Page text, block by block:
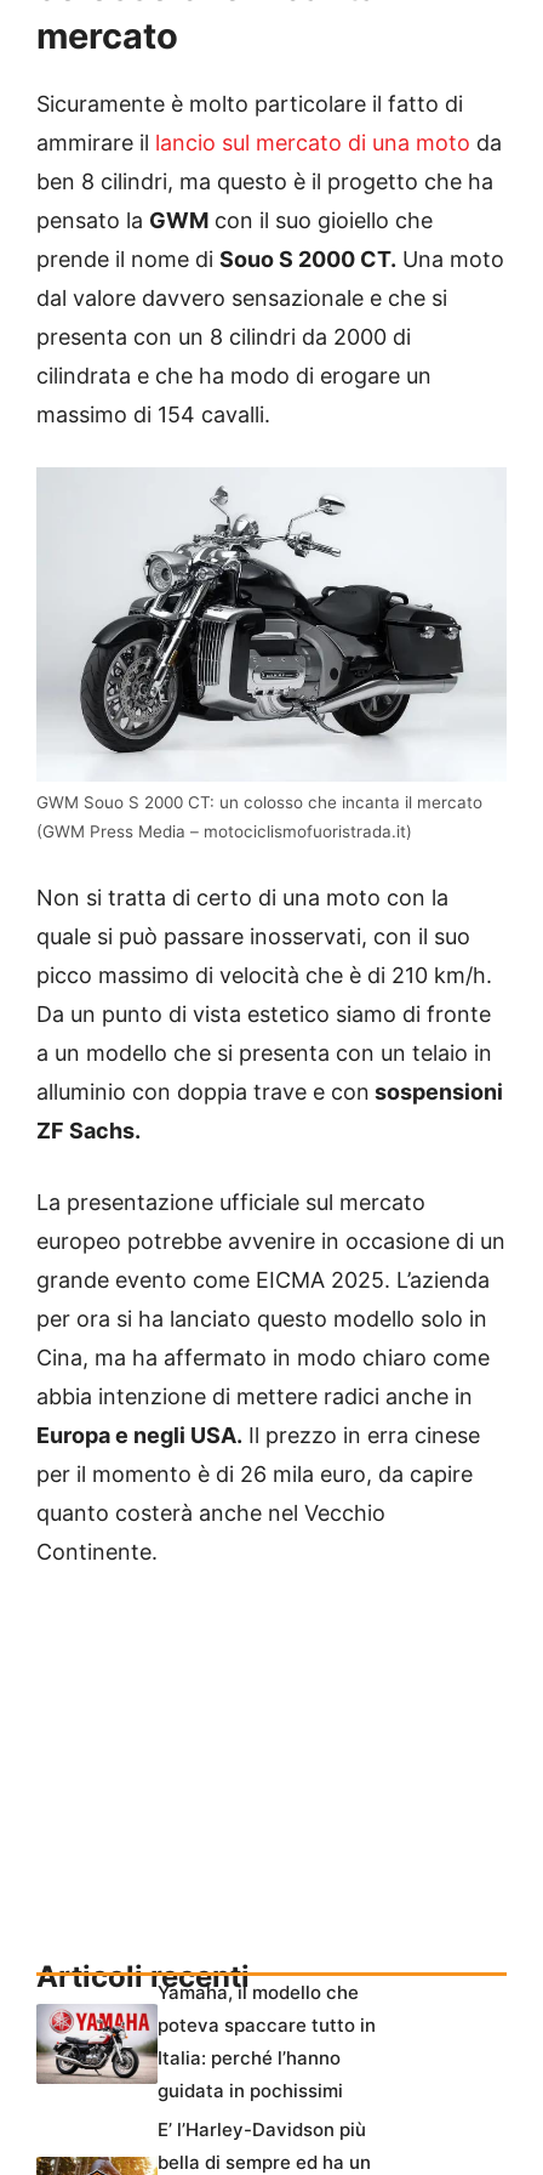
mercato
Sicuramente è molto particolare il fatto di
ammirare il lancio sul mercato di una moto da
ben 8 cilindri, ma questo è il progetto che ha
pensato la GWM con il suo gioiello che
prende il nome di Souo S 2000 CT. Una moto
dal valore davvero sensazionale e che si
presenta con un 8 cilindri da 2000 di
cilindrata e che ha modo di erogare un
massimo di 154 cavalli.
GWM Souo S 2000 CT: un colosso che incanta il mercato
(GWM Press Media – motociclismofuoristrada.it)
Non si tratta di certo di una moto con la
quale si può passare inosservati, con il suo
picco massimo di velocità che è di 210 km/h.
Da un punto di vista estetico siamo di fronte
a un modello che si presenta con un telaio in
alluminio con doppia trave e con sospensioni
ZF Sachs.
La presentazione ufficiale sul mercato
europeo potrebbe avvenire in occasione di un
grande evento come EICMA 2025. L’azienda
per ora si ha lanciato questo modello solo in
Cina, ma ha affermato in modo chiaro come
abbia intenzione di mettere radici anche in
Europa e negli USA. Il prezzo in erra cinese
per il momento è di 26 mila euro, da capire
quanto costerà anche nel Vecchio
Continente.
Articoli recentiYamaha, il modello che
poteva spaccare tutto in
Italia: perché l’hanno
guidata in pochissimi
E’ l’Harley-Davidson più
bella di sempre ed ha un